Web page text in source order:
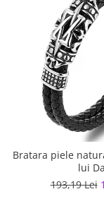
Bratara piele
lui
193,19 Lei